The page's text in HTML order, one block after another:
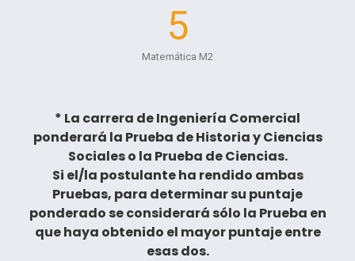
5
Matemática M2
* La carrera de Ingeniería Comercial
ponderará la Prueba de Historia y Ciencias
Sociales o la Prueba de Ciencias.
Si el/la postulante ha rendido ambas
Pruebas, para determinar su puntaje
ponderado se considerará sólo la Prueba en
que haya obtenido el mayor puntaje entre
esas dos.